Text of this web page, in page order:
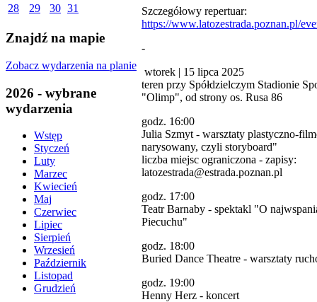
28
29 30 31
Znajdź na mapie
Zobacz wydarzenia na planie
2026 - wybrane
wydarzenia
Wstęp
Styczeń
Luty
Marzec
Kwiecień
Maj
Czerwiec
Lipiec
Sierpień
Wrzesień
Październik
Listopad
Grudzień
Szczegółowy repertuar:
https://www.latozestrada.poznan.pl/
-
wtorek | 15 lipca 2025
teren przy Spółdzielczym Stadionie
"Olimp", od strony os. Rusa 86
godz. 16:00
Julia Szmyt - warsztaty plastyczno-
narysowany, czyli storyboard"
liczba miejsc ograniczona - zapisy:
latozestrada@estrada.poznan.pl
godz. 17:00
Teatr Barnaby - spektakl "O
Piecuchu"
godz. 18:00
Buried Dance Theatre - warsztaty
godz. 19:00
Henny Herz - koncert